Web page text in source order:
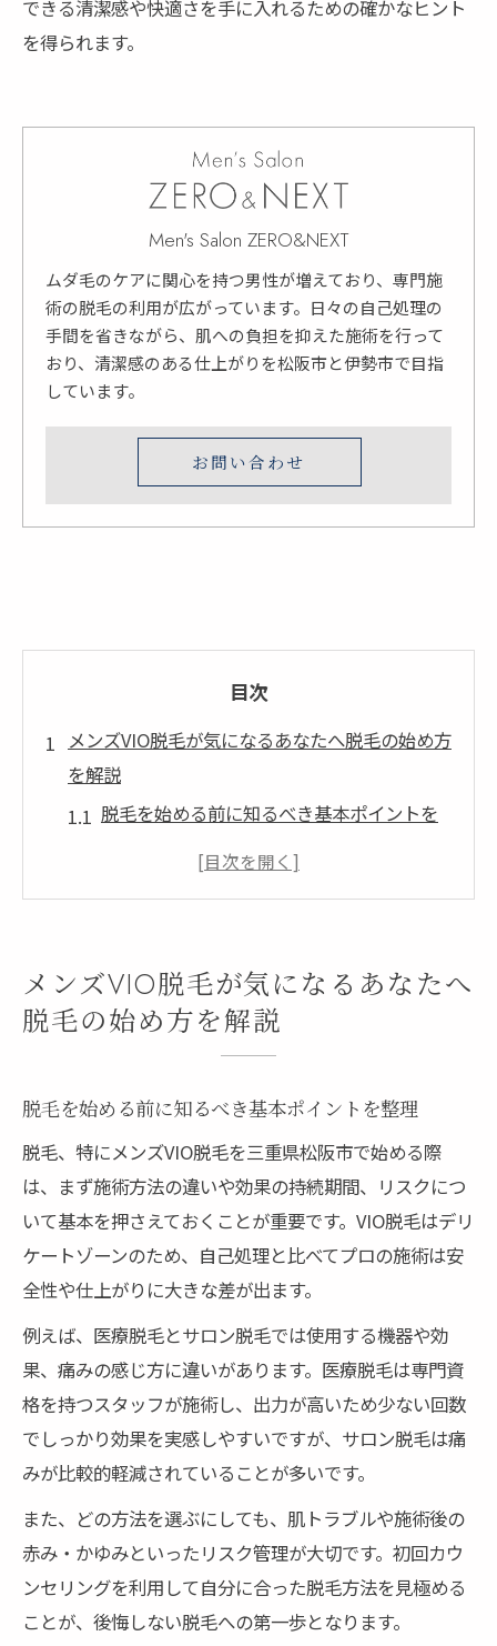
できる清潔感や快適さを手に入れるための確かなヒント
を得られます。
Men's Salon ZERO&NEXT
ムダ毛のケアに関心を持つ男性が増えており、専門施
術の脱毛の利用が広がっています。日々の自己処理の
手間を省きながら、肌への負担を抑えた施術を行って
おり、清潔感のある仕上がりを松阪市と伊勢市で目指
しています。
お問い合わせ
目次
メンズVIO脱毛が気になるあなたへ脱毛の始め方
を解説
脱毛を始める前に知るべき基本ポイントを
脱毛に関する疑問や不安を解消するコツを
解説
三重県松阪市で脱毛効果を実感するための方法
とは
脱毛効果を高めるための適切な施術間隔と
は
メンズVIO脱毛の回数ごとの変化と実感ポイ
ント
松阪市で効果を感じやすい脱毛プランの選
び方
医療脱毛とサロン脱毛の効果的な違いを比
較
自己処理と脱毛の効果の違いを分かりやす
く解説
恥ずかしさを感じやすいメンズ脱毛でも安心な
理由
脱毛の恥ずかしさを軽減する配慮と環境に
メンズVIO脱毛が気になるあなたへ
脱毛の始め方を解説
脱毛を始める前に知るべき基本ポイントを整理
脱毛、特にメンズVIO脱毛を三重県松阪市で始める際
は、まず施術方法の違いや効果の持続期間、リスクにつ
いて基本を押さえておくことが重要です。VIO脱毛はデリ
ケートゾーンのため、自己処理と比べてプロの施術は安
全性や仕上がりに大きな差が出ます。
例えば、医療脱毛とサロン脱毛では使用する機器や効
果、痛みの感じ方に違いがあります。医療脱毛は専門資
格を持つスタッフが施術し、出力が高いため少ない回数
でしっかり効果を実感しやすいですが、サロン脱毛は痛
みが比較的軽減されていることが多いです。
また、どの方法を選ぶにしても、肌トラブルや施術後の
赤み・かゆみといったリスク管理が大切です。初回カウ
ンセリングを利用して自分に合った脱毛方法を見極める
ことが、後悔しない脱毛への第一歩となります。